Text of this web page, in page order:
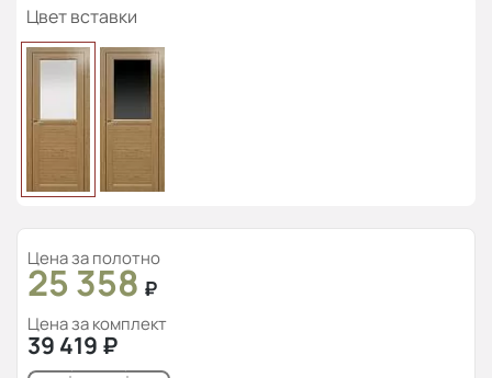
Цвет вставки
Цена за полотно
25 358 ₽
Цена за комплект
39 419 ₽